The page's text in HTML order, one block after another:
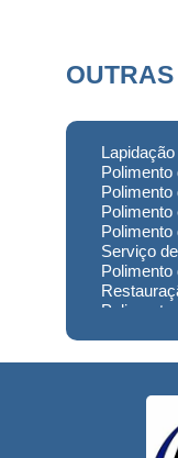
OUTRAS
Polimento
Polimento
Polimento
Polimento
Serviço
Polimento
Polimento
Preço
Polimento
Serviço